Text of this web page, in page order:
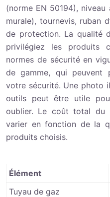
(norme EN 50194),
murale), tournevis, ruban
de protection. La qualité
privilégiez les produits
normes de sécurité en
de gamme, qui peuvent
votre sécurité. Une photo
outils peut être utile
oublier. Le coût total du
varier en fonction de la
produits choisis.
Élément
Tuyau de gaz